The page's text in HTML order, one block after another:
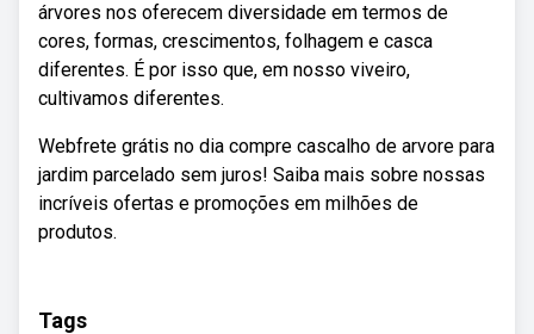
árvores nos oferecem diversidade em termos de
cores, formas, crescimentos, folhagem e casca
diferentes. É por isso que, em nosso viveiro,
cultivamos diferentes.
Webfrete grátis no dia compre cascalho de arvore para
jardim parcelado sem juros! Saiba mais sobre nossas
incríveis ofertas e promoções em milhões de
produtos.
Tags